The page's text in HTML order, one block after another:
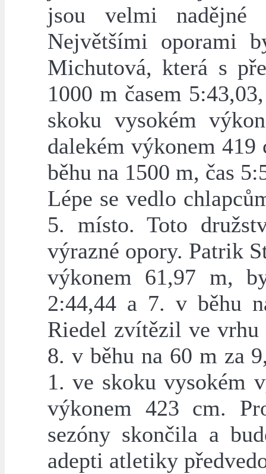
jsou velmi nadějné
Největšími oporami
Michutová, která s
1000 m časem
skoku vysokém
dalekém výkonem
běhu na 1500 m, čas
Lépe se vedlo
5. místo. Toto
výrazné opory. Patrik
výkonem 61,97 m,
2:44,44 a 7. v běhu
Riedel zvítězil ve
8. v běhu na 60 m za
1. ve skoku vysokém
výkonem 423 cm.
sezóny skončila a
adepti atletiky